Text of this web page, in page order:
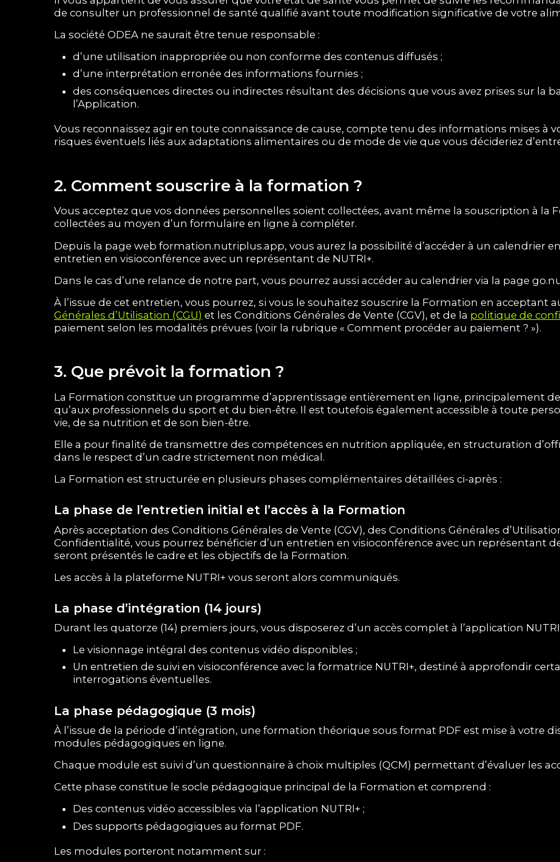
de consulter un professionnel de santé qualifié avant toute modification significative de votre
La société ODEA ne saurait être tenue responsable :
d’une utilisation inappropriée ou non conforme des contenus diffusés ;
d’une interprétation erronée des informations fournies ;
des conséquences directes ou indirectes résultant des décisions que vous avez prises sur la
l’Application.
Vous reconnaissez agir en toute connaissance de cause, compte tenu des informations mises à
risques éventuels liés aux adaptations alimentaires ou de mode de vie que vous décideriez
2. Comment souscrire à la formation ?
Vous acceptez que vos données personnelles soient collectées, avant même la souscription à la
collectées au moyen d’un formulaire en ligne à compléter.
Depuis la page web formation.nutriplus.app, vous aurez la possibilité d’accéder à un calendrier
entretien en visioconférence avec un représentant de NUTRI+.
Dans le cas d’une relance de notre part, vous pourrez aussi accéder au calendrier via la page
À l’issue de cet entretien, vous pourrez, si vous le souhaitez souscrire la Formation en acceptant
Générales d’Utilisation (CGU) et les Conditions Générales de Vente (CGV), et de la politique de
paiement selon les modalités prévues (voir la rubrique « Comment procéder au paiement ? »).
3. Que prévoit la formation ?
La Formation constitue un programme d’apprentissage entièrement en ligne, principalement
qu’aux professionnels du sport et du bien-être. Il est toutefois également accessible à toute
vie, de sa nutrition et de son bien-être.
Elle a pour finalité de transmettre des compétences en nutrition appliquée, en structuration
dans le respect d’un cadre strictement non médical.
La Formation est structurée en plusieurs phases complémentaires détaillées ci-après :
La phase de l’entretien initial et l’accès à la Formation
Après acceptation des Conditions Générales de Vente (CGV), des Conditions Générales
Confidentialité, vous pourrez bénéficier d’un entretien en visioconférence avec un représentant
seront présentés le cadre et les objectifs de la Formation.
Les accès à la plateforme NUTRI+ vous seront alors communiqués.
La phase d’intégration (14 jours)
Durant les quatorze (14) premiers jours, vous disposerez d’un accès complet à l’application
Le visionnage intégral des contenus vidéo disponibles ;
Un entretien de suivi en visioconférence avec la formatrice NUTRI+, destiné à approfondir
interrogations éventuelles.
La phase pédagogique (3 mois)
À l’issue de la période d’intégration, une formation théorique sous format PDF est mise à votre
modules pédagogiques en ligne.
Chaque module est suivi d’un questionnaire à choix multiples (QCM) permettant d’évaluer les
Cette phase constitue le socle pédagogique principal de la Formation et comprend :
Des contenus vidéo accessibles via l’application NUTRI+ ;
Des supports pédagogiques au format PDF.
Les modules porteront notamment sur :